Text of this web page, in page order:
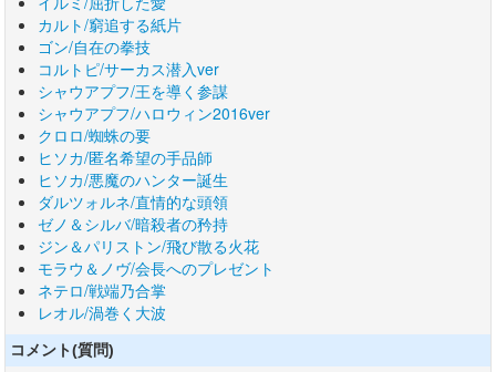
カルト/窮追する紙片
ゴン/自在の拳技
コルトピ/サーカス潜入ver
シャウアプフ/王を導く参謀
シャウアプフ/ハロウィン2016ver
クロロ/蜘蛛の要
ヒソカ/匿名希望の手品師
ヒソカ/悪魔のハンター誕生
ダルツォルネ/直情的な頭領
ゼノ＆シルバ/暗殺者の矜持
ジン＆パリストン/飛び散る火花
モラウ＆ノヴ/会長へのプレゼント
ネテロ/戦端乃合掌
レオル/渦巻く大波
コメント(質問)